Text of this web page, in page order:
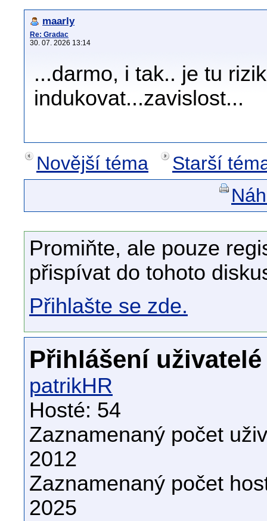
maarly
Re: Gradac
30. 07. 2026 13:14
...darmo, i tak.. je tu
indukovat...zavislost...
Novější téma
Starší
Promiňte, ale pouze
přispívat do tohoto
Přihlašte se zde.
Přihlášení uživatelé
patrikHR
Hosté: 54
Zaznamenaný počet
2012
Zaznamenaný počet
2025